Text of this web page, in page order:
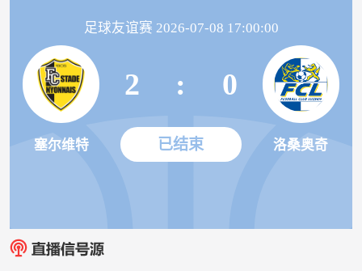
足球友谊赛 2026-07-08 17:00:00
塞尔维特
2 : 0
已结束 洛桑奥奇